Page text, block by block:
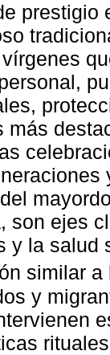
prestigio
más
son ejes
y la
similar
y